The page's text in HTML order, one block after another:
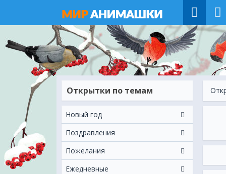
Открытки по темам
Новый год
Поздравления
Пожелания
Ежeдневные